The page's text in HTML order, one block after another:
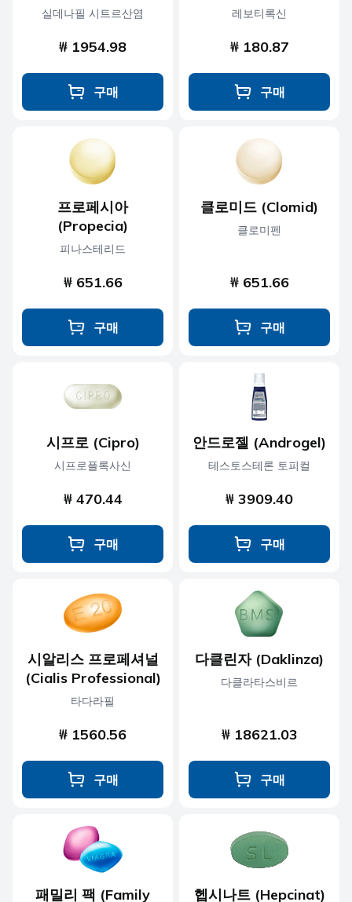
실데나필 시트르산염
₩ 1954.98
구매
레보티록신
₩ 180.87
구매
프로페시아
(Propecia)
피나스테리드
₩ 651.66
구매
클로미드 (Clomid)
클로미펜
₩ 651.66
구매
시프로 (Cipro)
시프로플록사신
₩ 470.44
구매
안드로젤 (Androgel)
테스토스테론 토피컬
₩ 3909.40
구매
시알리스 프로페셔널
(Cialis Professional)
타다라필
₩ 1560.56
구매
다클린자 (Daklinza)
다클라타스비르
₩ 18621.03
구매
패밀리 팩 (Family 헵시나트 (Hepcinat)